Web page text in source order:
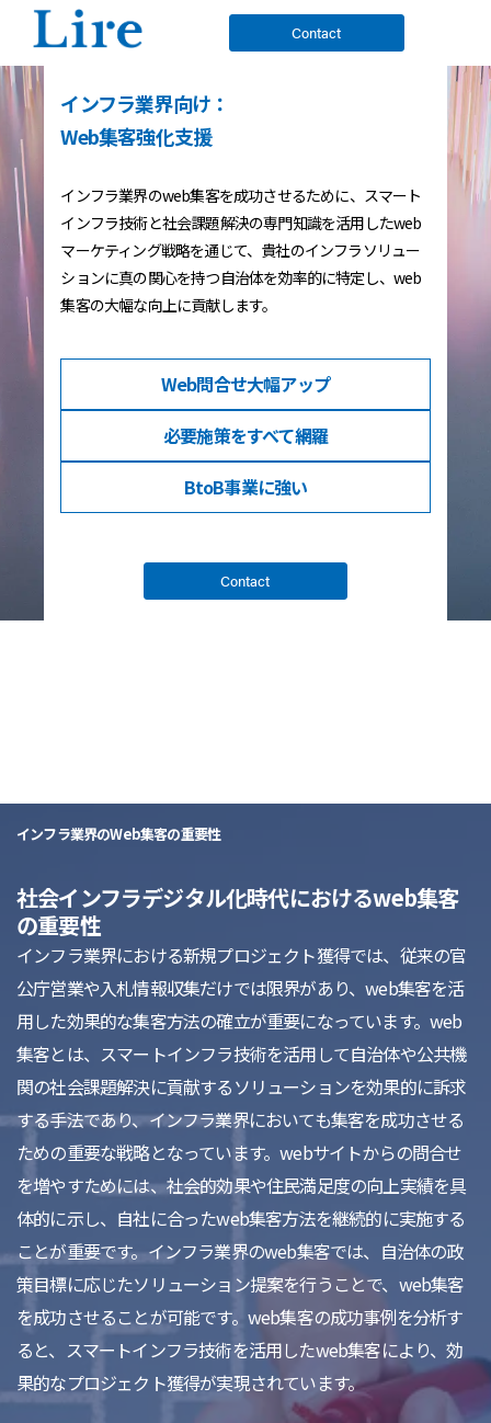
Contact
インフラ業界向け：
Web集客強化支援
インフラ業界のweb集客を成功させるために、スマート
インフラ技術と社会課題解決の専門知識を活用したweb
マーケティング戦略を通じて、貴社のインフラソリュー
ションに真の関心を持つ自治体を効率的に特定し、web
集客の大幅な向上に貢献します。
Web問合せ大幅アップ
必要施策をすべて網羅
BtoB事業に強い
Contact
インフラ業界のWeb集客の重要性
社会インフラデジタル化時代におけるweb集客
の重要性
インフラ業界における新規プロジェクト獲得では、従来の官
公庁営業や入札情報収集だけでは限界があり、web集客を活
用した効果的な集客方法の確立が重要になっています。web
集客とは、スマートインフラ技術を活用して自治体や公共機
関の社会課題解決に貢献するソリューションを効果的に訴求
する手法であり、インフラ業界においても集客を成功させる
ための重要な戦略となっています。webサイトからの問合せ
を増やすためには、社会的効果や住民満足度の向上実績を具
体的に示し、自社に合ったweb集客方法を継続的に実施する
ことが重要です。インフラ業界のweb集客では、自治体の政
策目標に応じたソリューション提案を行うことで、web集客
を成功させることが可能です。web集客の成功事例を分析す
ると、スマートインフラ技術を活用したweb集客により、効
果的なプロジェクト獲得が実現されています。